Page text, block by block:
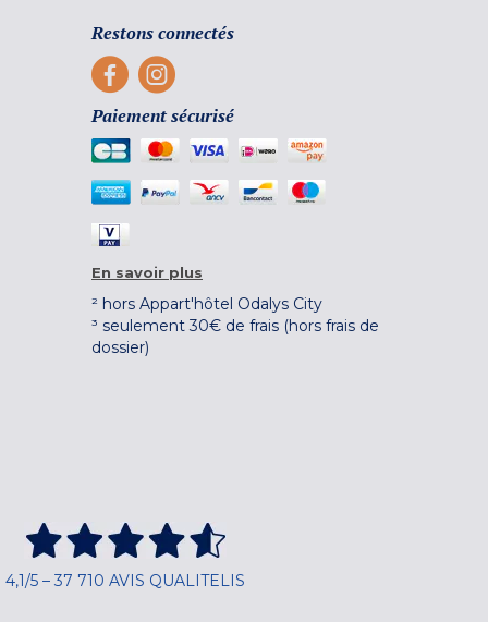
Restons connectés
Paiement sécurisé
En savoir plus
² hors Appart'hôtel Odalys City
³ seulement 30€ de frais (hors frais de
dossier)
4,1/5 – 37 710 AVIS QUALITELIS